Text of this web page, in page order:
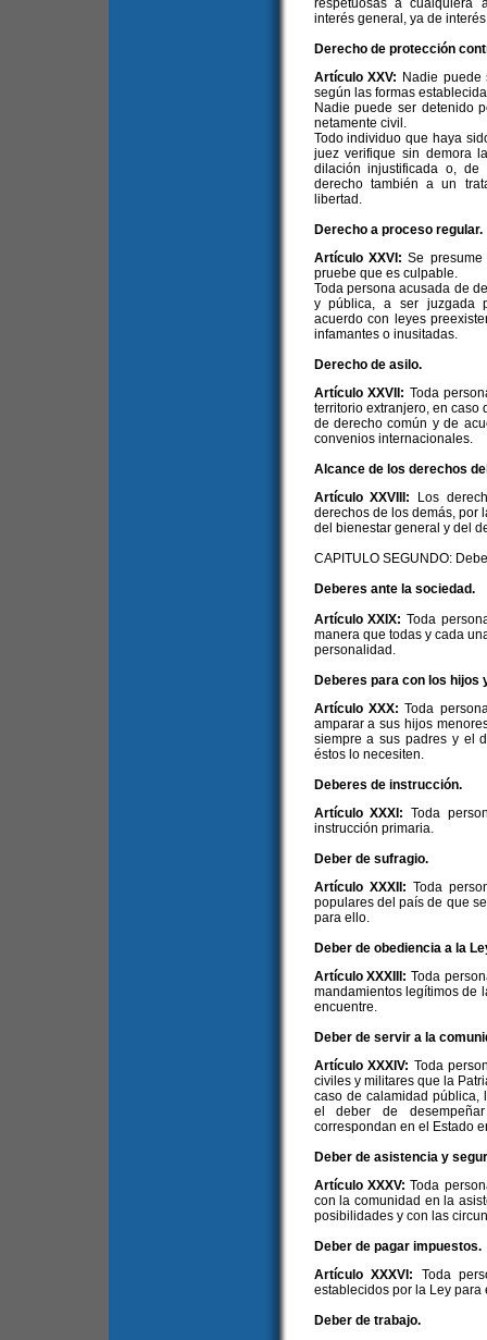
respetuosas a cualquiera
interés general, ya de
Derecho de protección
Artículo XXV: Nadie
según las formas
Nadie puede ser detenido
netamente civil.
Todo individuo que haya
juez verifique sin demora
dilación injustificada o,
derecho también a un
libertad.
Derecho a proceso regular.
Artículo XXVI:Se
pruebe que es culpable.
Toda persona acusada de
y pública, a ser juzgada
acuerdo con leyes
infamantes o inusitadas.
Derecho de asilo.
Artículo XXVII: Toda
territorio extranjero, en caso
de derecho común y de
convenios internacionales.
Alcance de los derechos
Artículo XXVIII:
Los
derechos de los demás, por
del bienestar general y del
CAPITULO SEGUNDO:
Deberes ante la sociedad.
Artículo XXIX:Toda
manera que todas y cada
personalidad.
Deberes para con los hijos
Artículo XXX:Toda
amparar a sus hijos
siempre a sus padres y el
éstos lo necesiten.
Deberes de instrucción.
Artículo XXXI: Toda
instrucción primaria.
Deber de sufragio.
Artículo XXXII: Toda
populares del país de que
para ello.
Deber de obediencia a la
Artículo XXXIII:Toda
mandamientos legítimos de
encuentre.
Deber de servir a la
Artículo XXXIV: Toda
civiles y militares que la
caso de calamidad pública,
el deber de
correspondan en el Estado
Deber de asistencia y
Artículo XXXV:Toda
con la comunidad en la
posibilidades y con las
Deber de pagar impuestos.
Artículo XXXVI: Toda
establecidos por la Ley
Deber de trabajo.